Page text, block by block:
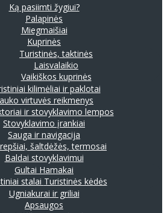
Ką pasiimti žygiui?
Palapinės
Miegmaišiai
Kuprinės
Turistinės, taktinės
Laisvalaikio
Vaikiškos kuprinės
kilimėliai ir paklotai
virtuvės reikmenys
ir stovyklavimo lempos
Stovyklavimo įrankiai
Sauga ir navigacija
šaltdėžės, termosai
Baldai stovyklavimui
Gultai Hamakai
stalai Turistinės kėdės
Ugniakurai ir griliai
Apsaugos